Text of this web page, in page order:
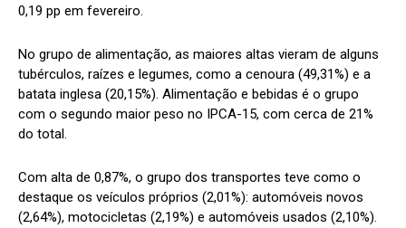
0,19 pp em fevereiro.
No grupo de alimentação, as maiores altas vieram de alguns
tubérculos, raízes e legumes, como a cenoura (49,31%) e a
batata inglesa (20,15%). Alimentação e bebidas é o grupo
com o segundo maior peso no IPCA-15, com cerca de 21%
do total.
Com alta de 0,87%, o grupo dos transportes teve como o
destaque os veículos próprios (2,01%): automóveis novos
(2,64%), motocicletas (2,19%) e automóveis usados (2,10%).